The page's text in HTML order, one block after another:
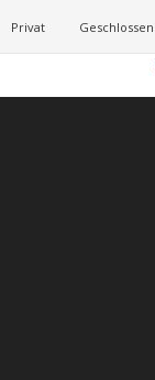
Privat Geschlossen